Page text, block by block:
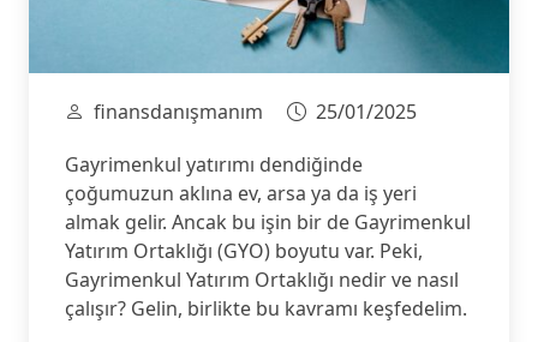
finansdanışmanım
25/01/2025
Gayrimenkul yatırımı dendiğinde
çoğumuzun aklına ev, arsa ya da iş yeri
almak gelir. Ancak bu işin bir de Gayrimenkul
Yatırım Ortaklığı (GYO) boyutu var. Peki,
Gayrimenkul Yatırım Ortaklığı nedir ve nasıl
çalışır? Gelin, birlikte bu kavramı keşfedelim.